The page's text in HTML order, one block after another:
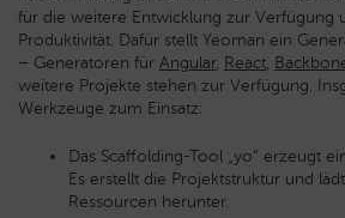
für die weitere Entwicklung zur Verfügung
Produktivität. Dafür stellt Yeoman ein
– Generatoren für Angular, React,
weitere Projekte stehen zur Verfügung.
Werkzeuge zum Einsatz:
Das Scaffolding-Tool „yo“ erzeugt
Es erstellt die Projektstruktur und
Ressourcen herunter.